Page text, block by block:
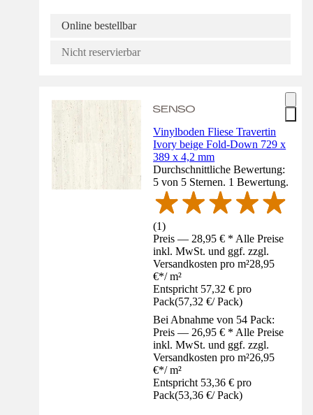
Online bestellbar
Nicht reservierbar
Vinylboden Fliese Travertin
Ivory beige Fold-Down 729 x
389 x 4,2 mm
Durchschnittliche Bewertung:
5 von 5 Sternen. 1 Bewertung.
(1)
Preis — 28,95 € * Alle Preise
inkl. MwSt. und ggf. zzgl.
Versandkosten pro m²28,95
€*/ m²
Entspricht 57,32 € pro
Pack(57,32 €/ Pack)
Bei Abnahme von 54 Pack:
Preis — 26,95 € * Alle Preise
inkl. MwSt. und ggf. zzgl.
Versandkosten pro m²26,95
€*/ m²
Entspricht 53,36 € pro
Pack(53,36 €/ Pack)